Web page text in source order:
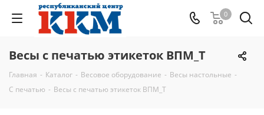
0
Весы с печатью этикеток ВПМ_Т
Главная - Каталог - Весовое оборудование - Весы настольные -
С печатью - Весы с печатью этикеток ВПМ_Т